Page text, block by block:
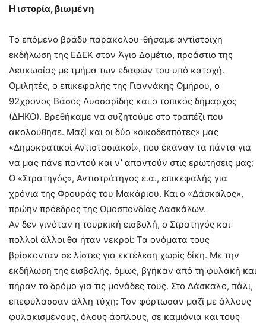
Η ιστορία, βιωμένη
Το επόμενο βράδυ παρακολου-θήσαμε αντίστοιχη
εκδήλωση της ΕΔΕΚ στον Άγιο Δομέτιο, προάστιο της
Λευκωσίας με τμήμα των εδαφών του υπό κατοχή.
Ομιλητές, ο επικεφαλής της Γιαννάκης Ομήρου, ο
92χρονος Βάσος Λυσσαρίδης και ο τοπικός δήμαρχος
(ΔΗΚΟ). Βρεθήκαμε να συζητούμε στο τραπέζι που
ακολούθησε. Μαζί και οι δύο «οικοδεσπότες» μας
«Δημοκρατικοί Αντιστασιακοί», που έκαναν τα πάντα για
να μας πάνε παντού και ν’ απαντούν στις ερωτήσεις μας:
Ο «Στρατηγός», Αντιστράτηγος ε.α., επικεφαλής για
χρόνια της Φρουράς του Μακάριου. Και ο «Δάσκαλος»,
πρώην πρόεδρος της Ομοσπονδίας Δασκάλων.
Αν δεν γινόταν η τουρκική εισβολή, ο Στρατηγός και
πολλοί άλλοι θα ήταν νεκροί: Τα ονόματα τους
βρίσκονταν σε λίστες για εκτέλεση χωρίς δίκη. Με την
εκδήλωση της εισβολής, όμως, βγήκαν από τη φυλακή και
πήραν το δρόμο για τις μονάδες τους. Στο Δάσκαλο, πάλι,
επεφύλασσαν άλλη τύχη: Τον φόρτωσαν μαζί με άλλους
φυλακισμένους, όλους άοπλους, σε καμιόνια και τους